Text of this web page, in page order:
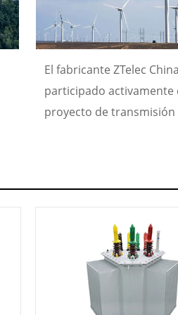
El fabricante ZTelec
participado activamente
proyecto de transmisión
compactas de 35/10kV y
de conmutación de 12kV.
sistemas garantizan una
conversión y transmisión